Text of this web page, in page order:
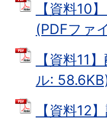
【資料10
(PDFファ
【資料11
ル:
【資料12